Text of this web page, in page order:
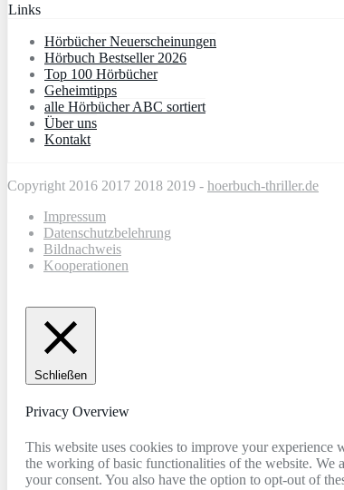
Links
Hörbücher Neuerscheinungen
Hörbuch Bestseller 2026
Top 100 Hörbücher
Geheimtipps
alle Hörbücher ABC sortiert
Über uns
Kontakt
Copyright 2016 2017 2018 2019 - hoerbuch-thriller.de
Impressum
Datenschutzbelehrung
Bildnachweis
Kooperationen
Schließen
Privacy Overview
This website uses cookies to improve your experience
the working of basic functionalities of the website. We
your consent. You also have the option to opt-out of